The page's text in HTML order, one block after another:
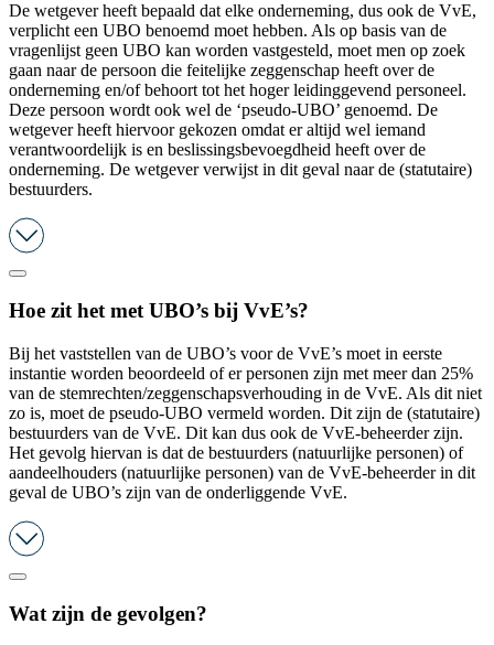
De wetgever heeft bepaald dat elke onderneming, dus ook de VvE,
verplicht een UBO benoemd moet hebben. Als op basis van de
vragenlijst geen UBO kan worden vastgesteld, moet men op zoek
gaan naar de persoon die feitelijke zeggenschap heeft over de
onderneming en/of behoort tot het hoger leidinggevend personeel.
Deze persoon wordt ook wel de ‘pseudo-UBO’ genoemd. De
wetgever heeft hiervoor gekozen omdat er altijd wel iemand
verantwoordelijk is en beslissingsbevoegdheid heeft over de
onderneming. De wetgever verwijst in dit geval naar de (statutaire)
bestuurders.
Hoe zit het met UBO’s bij VvE’s?
Bij het vaststellen van de UBO’s voor de VvE’s moet in eerste
instantie worden beoordeeld of er personen zijn met meer dan 25%
van de stemrechten/zeggenschapsverhouding in de VvE. Als dit niet
zo is, moet de pseudo-UBO vermeld worden. Dit zijn de (statutaire)
bestuurders van de VvE. Dit kan dus ook de VvE-beheerder zijn.
Het gevolg hiervan is dat de bestuurders (natuurlijke personen) of
aandeelhouders (natuurlijke personen) van de VvE-beheerder in dit
geval de UBO’s zijn van de onderliggende VvE.
Wat zijn de gevolgen?